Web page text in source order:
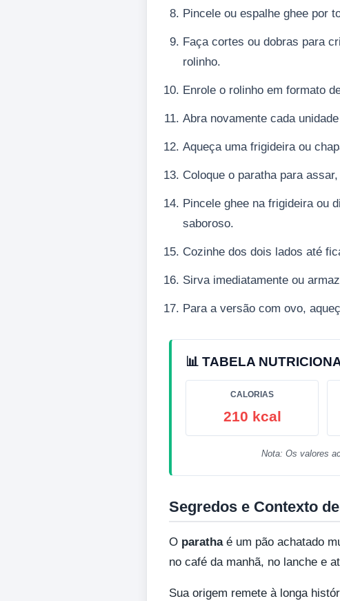
Pincele ou espalhe ghee por
Faça cortes ou dobras para
rolinho.
Enrole o rolinho em formato
Abra novamente cada
Aqueça uma frigideira ou
Coloque o paratha para
Pincele ghee na frigideira ou
saboroso.
Cozinhe dos dois lados até
Sirva imediatamente ou
Para a versão com ovo,
📊 TABELA
CALORIAS
210 kcal
Nota: Os valores
Segredos e Contexto
O parathaé um pão achatado
no café da manhã, no lanche e
Sua origem remete à longa